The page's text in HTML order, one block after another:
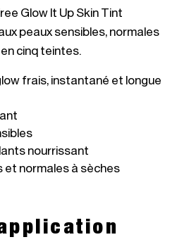
Glow It Up Skin Tint
peaux sensibles, normales
frais, instantané et longue
et normales à sèches